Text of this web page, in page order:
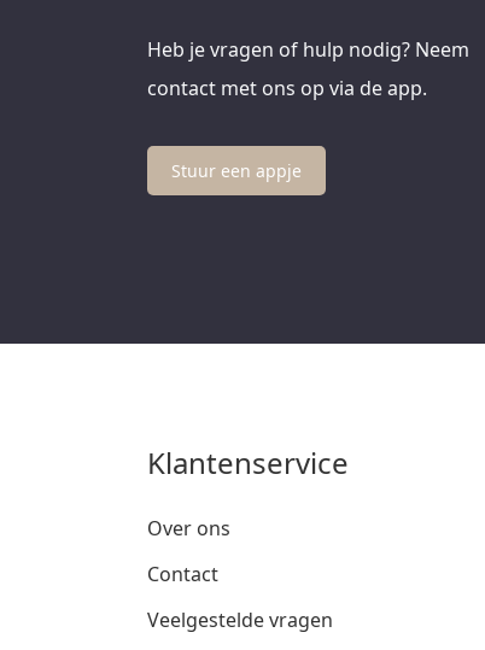
Heb je vragen of hulp nodig? Neem
contact met ons op via de app.
Stuur een appje
Klantenservice
Over ons
Contact
Veelgestelde vragen